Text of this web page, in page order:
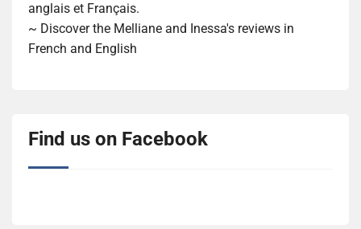
anglais et Français.
~ Discover the Melliane and Inessa's reviews in
French and English
Find us on Facebook